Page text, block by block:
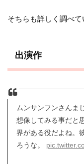
そちらも詳しく調べて
出演作
ムンサンフンさんま
想像してみる事だと
界がある役だよね。
ろうな。